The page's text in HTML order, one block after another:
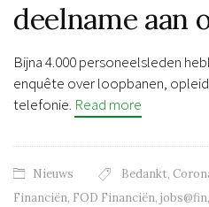
deelname aan
Bijna 4.000 personeelsleden
enquête over loopbanen,
telefonie. Read more
Nieuws Bedankt,
Financiën, FOD Financiën, jobs@fin,